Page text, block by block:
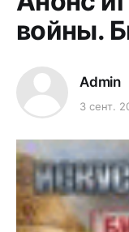
войны.
Admin
3 сент.